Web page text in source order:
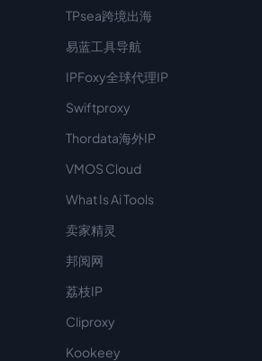
TPsea跨境出海
易蓝工具导航
IPFoxy全球代理IP
Swiftproxy
Thordata海外IP
VMOS Cloud
What Is Ai Tools
卖家精灵
邦阅网
荔枝IP
Cliproxy
Kookeey